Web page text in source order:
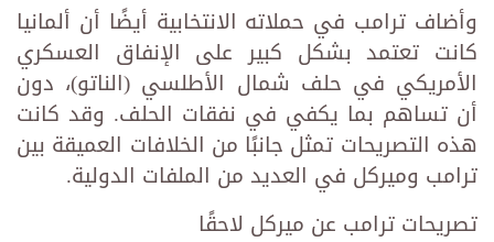
وأضاف ترامب في حملاته الانتخابية أيضًا أن ألمانيا
كانت تعتمد بشكل كبير على الإنفاق العسكري
الأمريكي في حلف شمال الأطلسي (الناتو)، دون
أن تساهم بما يكفي في نفقات الحلف. وقد كانت
هذه التصريحات تمثل جانبًا من الخلافات العميقة بين
ترامب وميركل في العديد من الملفات الدولية.
تصريحات ترامب عن ميركل لاحقًا